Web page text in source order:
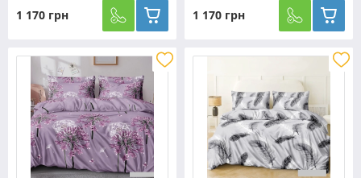
1 170 грн 1 170 грн